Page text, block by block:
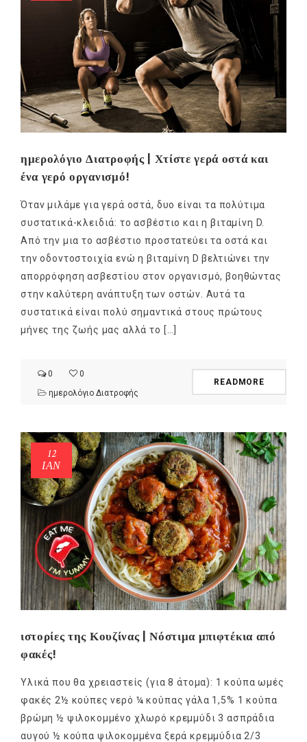
ημερολόγιο Διατροφής | Χτίστε γερά οστά και
ένα γερό οργανισμό!
Όταν μιλάμε για γερά οστά, δυο είναι τα πολύτιμα
συστατικά-κλειδιά: το ασβέστιο και η βιταμίνη D.
Από την μια το ασβέστιο προστατεύει τα οστά και
την οδοντοστοιχία ενώ η βιταμίνη D βελτιώνει την
απορρόφηση ασβεστίου στον οργανισμό, βοηθώντας
στην καλύτερη ανάπτυξη των οστών. Αυτά τα
συστατικά είναι πολύ σημαντικά στους πρώτους
μήνες της ζωής μας αλλά το […]
0
0
ημερολόγιο Διατροφής
READMORE
12
ΙΑΝ
ιστορίες της Κουζίνας | Νόστιμα μπιφτέκια από
φακές!
Υλικά που θα χρειαστείς (για 8 άτομα): 1 κούπα ωμές
φακές 2½ κούπες νερό ¼ κούπας γάλα 1,5% 1 κούπα
βρώμη ½ ψιλοκομμένο χλωρό κρεμμύδι 3 ασπράδια
αυγού ½ κούπα ψιλοκομμένα ξερά κρεμμύδια 2/3